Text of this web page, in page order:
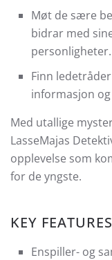
Møt de sære
bidrar med
personligheter.
Finn
informasjon
Med utallige
LasseMajas
opplevelse som
for de yngste.
KEY FEATURES
Enspiller- og